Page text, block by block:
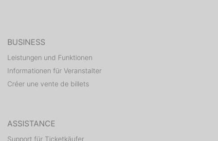
BUSINESS
Leistungen und Funktionen
Informationen für Veranstalter
Créer une vente de billets
ASSISTANCE
Support für Ticketkäufer